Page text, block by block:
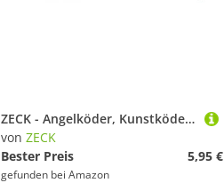
ZECK - Angelköder, Kunstköder, Gummifisch - Zander Gummi | 16cm - Motoroil | 2 STK.
von ZECK
Bester Preis
5,95 €
gefunden bei Amazon